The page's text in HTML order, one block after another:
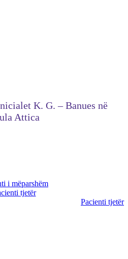
K. G. – Banues në
Attica
i mëparshëm
tjetër
Pacienti tjetër